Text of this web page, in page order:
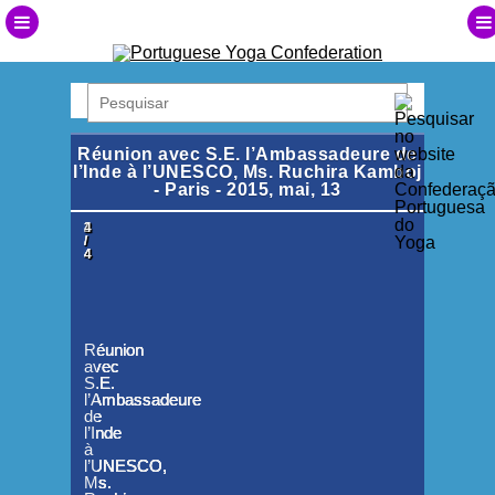
Réunion avec S.E. l’Ambassadeure de
l’Inde à l’UNESCO, Ms. Ruchira Kamboj
- Paris - 2015, mai, 13
1
/
4
Réunion
avec
S.E.
l’Ambassadeure
de
l’Inde
à
l’UNESCO,
Ms.
2
/
4
Réunion
avec
S.E.
l’Ambassadeure
de
l’Inde
à
l’UNESCO,
Ms.
3
/
4
Réunion
avec
S.E.
l’Ambassadeure
de
l’Inde
à
l’UNESCO,
Ms.
4
/
4
Réunion
avec
S.E.
l’Ambassadeure
de
l’Inde
à
l’UNESCO,
Ms.